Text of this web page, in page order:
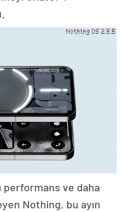
performans ve daha
Nothing, bu ayın